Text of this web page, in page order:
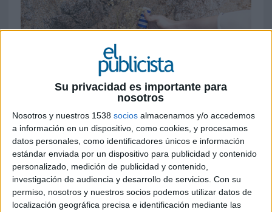
Su privacidad es importante para
nosotros
Nosotros y nuestros 1538 socios almacenamos y/o accedemos
a información en un dispositivo, como cookies, y procesamos
datos personales, como identificadores únicos e información
estándar enviada por un dispositivo para publicidad y contenido
personalizado, medición de publicidad y contenido,
investigación de audiencia y desarrollo de servicios. Con su
permiso, nosotros y nuestros socios podemos utilizar datos de
localización geográfica precisa e identificación mediante las
6 DE JULIO DE 2023
El cantante Miki Núñez y la marca de
vino Cala Pescador se unen contra la
contaminación acústica en la costa catalana